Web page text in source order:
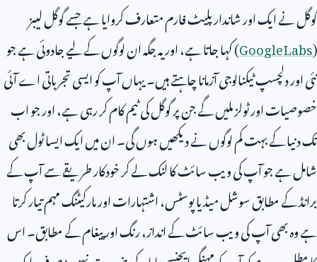
گوگل نے ایک اور شاندار پلیٹ فارم متعارف کروایا ہے جسے گوگل لیبز
(
Google Labs) کہا جاتا ہے، اور یہ جگہ ان لوگوں کے لیے جادوئی ہے جو
نئی اور دلچسپ ٹیکنالوجی آزمانا چاہتے ہیں۔ یہاں آپ کو ایسی تجرباتی اے آئی
خصوصیات اور ٹولز ملیں گے جن پر گوگل کی ٹیم کام کر رہی ہے، اور جو اب
تک دنیا کے بہت کم لوگوں نے دیکھیں ہوں گی۔ ان میں ایک ایسا ٹول بھی
شامل ہے جو آپ کی ویب سائٹ کا لنک لے کر خودکار طریقے سے آپ کے
برانڈ کے مطابق سوشل میڈیا پوسٹس، اشتہارات اور مارکیٹنگ مہم تیار کرتا
ہے وہ بھی آپ کی ویب سائٹ کے انداز، رنگ اور پیغام کے مطابق۔ اس